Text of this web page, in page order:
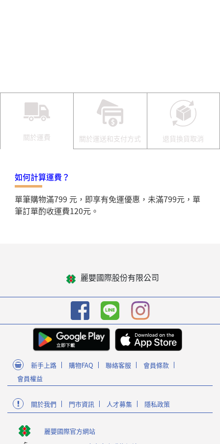
關於運費 關於運送和支付方式 退貨換貨取消
如何計算運費？
單筆購物滿799 元，即享有免運優惠，未滿799元，單
筆訂單酌收運費120元。
麗嬰國際股份有限公司
新手上路 購物FAQ 聯絡客服
會員條款
會員權益
關於我們 門市資訊 人才募集 隱私政策
麗嬰國際官方網站